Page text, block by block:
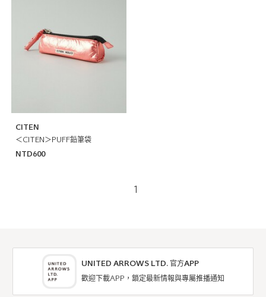
CITEN
＜CITEN＞PUFF鉛筆袋
NTD600
1
UNITED ARROWS LTD. 官方APP
歡迎下載APP，鎖定最新情報與專屬推播通知